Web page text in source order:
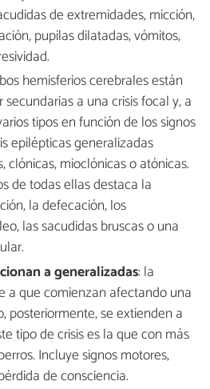
de extremidades, micción,
pupilas dilatadas, vómitos,
hemisferios cerebrales están
a una crisis focal y, a
tipos en función de los signos
epilépticas generalizadas
clónicas, mioclónicas o atónicas.
de todas ellas destaca la
la defecación, los
las sacudidas bruscas o una
a generalizadas: la
a que comienzan afectando una
posteriormente, se extienden a
tipo de crisis es la que con más
Incluye signos motores,
de consciencia.